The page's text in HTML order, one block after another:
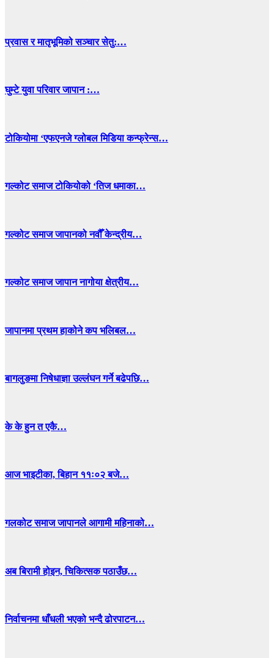
प्रवास र मातृभूमिको सञ्चार सेतु:…
घुम्टे युवा परिवार जापान :…
टोकियोमा ‘एफएनजे ग्लोबल मिडिया कन्फ्रेन्स…
गल्कोट समाज टोकियोको ‘तिज धमाका…
गल्कोट समाज जापानको नवौँ केन्द्रीय…
गल्कोट समाज जापान नागोया क्षेत्रीय…
जापानमा प्रथम हाकोने कप भलिबल…
बागलुङमा निषेधाज्ञा उल्लंघन गर्ने बढेपछि…
के के हुन त एकै…
आज भाइटीका, बिहान ११ः०२ बजे…
गलकोट समाज जापानले आगामी महिनाको…
अब बिरामी होइन, चिकित्सक पठाउँछ…
निर्वाचनमा धाँधली भएको भन्दै ढोरपाटन…